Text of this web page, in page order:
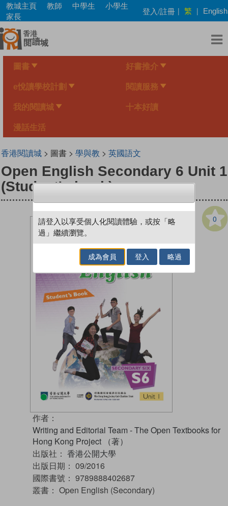
Skip
main
content
教城主頁 教師 中學生
小學生
家長
登入/註冊 | 繁 | English
圖書 好書推介
e悅讀學校計劃 閱讀服務
我的閱讀城 十本好讀
漫話生活
香港閱讀城> 圖書 > 學與教 > 英國語文
Open English Secondary 6 Unit 1
(Student's book)
0
作者：
Writing and Editorial Team - The Open Textbooks for
Hong Kong Project （著）
出版社： 香港公開大學
出版日期： 09/2016
國際書號： 9789888402687
叢書： Open English (Secondary)
請登入以享受個人化閱讀體驗，或按「略
過」繼續瀏覽。
成為會員 登入 略過